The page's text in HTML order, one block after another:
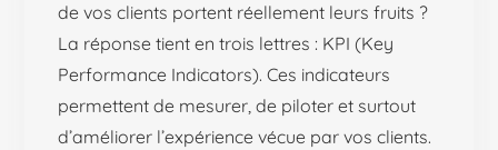
de vos clients portent réellement leurs fruits ?
La réponse tient en trois lettres : KPI (Key
Performance Indicators). Ces indicateurs
permettent de mesurer, de piloter et surtout
d’améliorer l’expérience vécue par vos clients.